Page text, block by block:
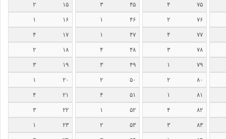
۱۵ ۲
۱۶ ۱
۱۷ ۴
۱۸ ۲
۱۹ ۳
۲۰ ۱
۲۱ ۴
۲۲ ۳
۲۳ ۱
۴۵ ۳
۴۶ ۱
۴۷ ۱
۴۸ ۴
۴۹ ۳
۵۰ ۲
۵۱ ۴
۵۲ ۱
۵۳ ۲
۷۵ ۴
۷۶ ۲
۷۷ ۴
۷۸ ۳
۷۹ ۱
۸۰ ۲
۸۱ ۱
۸۲ ۴
۸۳ ۳